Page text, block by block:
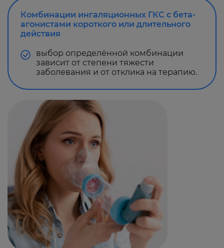
Комбинации ингаляционных ГКС с бета-
агонистами короткого или длительного
действия
выбор определённой комбинации
зависит от степени тяжести
заболевания и от отклика на терапию.